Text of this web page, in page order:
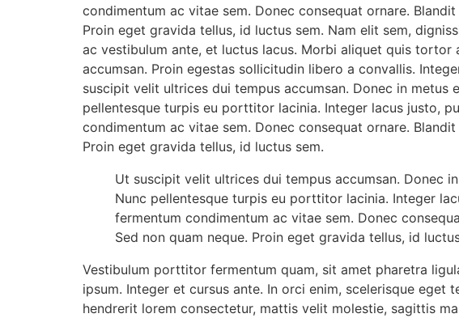
condimentum ac vitae sem. Donec consequat ornare.
Proin eget gravida tellus, id luctus sem. Nam elit sem,
ac vestibulum ante, et luctus lacus. Morbi aliquet quis
accumsan. Proin egestas sollicitudin libero a convallis.
suscipit velit ultrices dui tempus accumsan. Donec in
pellentesque turpis eu porttitor lacinia. Integer lacus justo,
condimentum ac vitae sem. Donec consequat ornare.
Proin eget gravida tellus, id luctus sem.
Ut suscipit velit ultrices dui tempus accumsan. Donec
Nunc pellentesque turpis eu porttitor lacinia. Integer
fermentum condimentum ac vitae sem. Donec
Sed non quam neque. Proin eget gravida tellus, id
Vestibulum porttitor fermentum quam, sit amet pharetra
ipsum. Integer et cursus ante. In orci enim, scelerisque
hendrerit lorem consectetur, mattis velit molestie, sagittis